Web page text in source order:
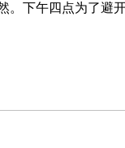
下午四点为了